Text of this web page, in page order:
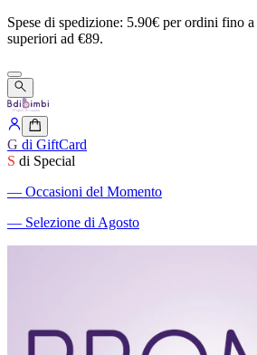
Spese di spedizione: 5.90€ perordini fino a
superiori ad €89.
G di GiftCard
S di Special
― Occasioni del Momento
― Selezione di Agosto